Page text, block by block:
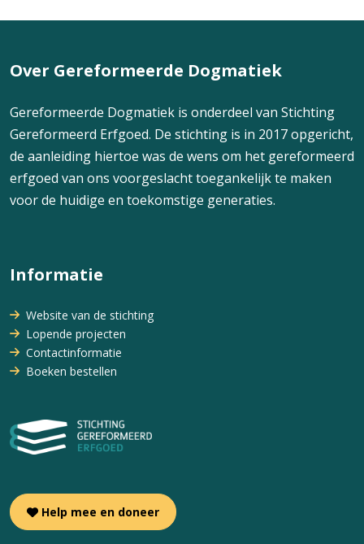
Over Gereformeerde Dogmatiek
Gereformeerde Dogmatiek is onderdeel van Stichting
Gereformeerd Erfgoed. De stichting is in 2017 opgericht,
de aanleiding hiertoe was de wens om het gereformeerd
erfgoed van ons voorgeslacht toegankelijk te maken
voor de huidige en toekomstige generaties.
Informatie
Website van de stichting
Lopende projecten
Contactinformatie
Boeken bestellen
Help mee en doneer